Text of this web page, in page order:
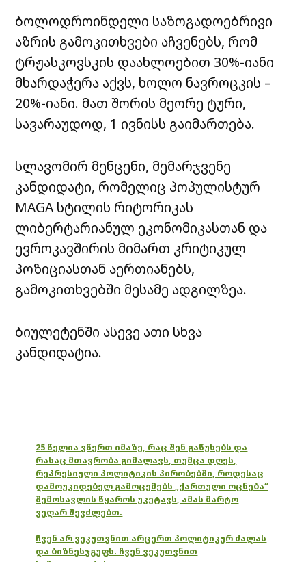
ბოლოდროინდელი საზოგადოებრივი
აზრის გამოკითხვები აჩვენებს, რომ
ტრჟასკოვსკის დაახლოებით 30%-იანი
მხარდაჭერა აქვს, ხოლო ნავროცკის –
20%-იანი. მათ შორის მეორე ტური,
სავარაუდოდ, 1 ივნისს გაიმართება.
სლავომირ მენცენი, მემარჯვენე
კანდიდატი, რომელიც პოპულისტურ
MAGA სტილის რიტორიკას
ლიბერტარიანულ ეკონომიკასთან და
ევროკავშირის მიმართ კრიტიკულ
პოზიციასთან აერთიანებს,
გამოკითხვებში მესამე ადგილზეა.
ბიულეტენში ასევე ათი სხვა
კანდიდატია.
25 წელია ვწერთ იმაზე, რაც შენ გაწუხებს და
რასაც მთავრობა გიმალავს, თუმცა დღეს,
რეპრესიული პოლიტიკის პირობებში, როდესაც
დამოუკიდებელ გამოცემებს „ქართული ოცნება“
შემოსავლის წყაროს უკეტავს, ამას მარტო
ვეღარ შევძლებთ.
ჩვენ არ ვეკუთვნით არცერთ პოლიტიკურ ძალას
და ბიზნესჯგუფს. ჩვენ ვეკუთვნით